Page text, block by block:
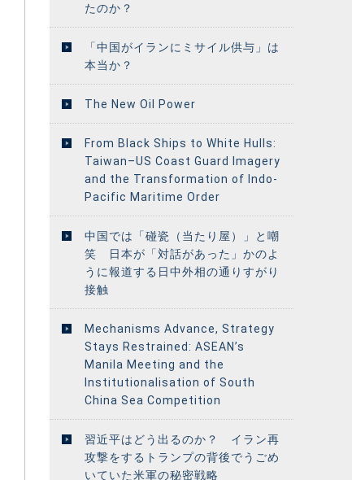
たのか？
「中国がイランにミサイル供与」は
本当か？
The New Oil Power
From Black Ships to White Hulls:
Taiwan–US Coast Guard Imagery
and the Transformation of Indo-
Pacific Maritime Order
中国では「碰瓷（当たり屋）」と嘲
笑 日本が「対話があった」かのよ
うに報道する日中外相の通りすがり
接触
Mechanisms Advance, Strategy
Stays Restrained: ASEAN’s
Manila Meeting and the
Institutionalisation of South
China Sea Competition
習近平はどう出るのか？ イラン再
攻撃をするトランプの背後でうごめ
いていた米軍の秘密戦略